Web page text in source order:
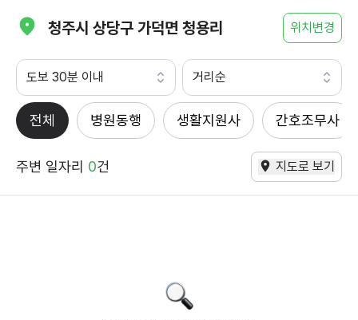
청주시 상당구 가덕면 청용리 위치변경
도보 30분 이내 거리순
전체 병원동행 생활지원사 간호조무사
주변 일자리 0건 지도로 보기